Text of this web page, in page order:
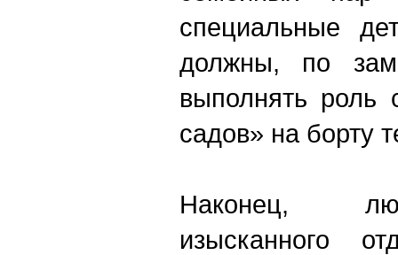
специальные
должны, по
выполнять роль
садов» на борту
Наконец,
изысканного